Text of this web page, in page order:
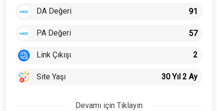
DA Değeri 91
PA Değeri 57
Link Çıkışı 2
Site Yaşı 30 Yıl 2 Ay
Devamı için Tıklayın